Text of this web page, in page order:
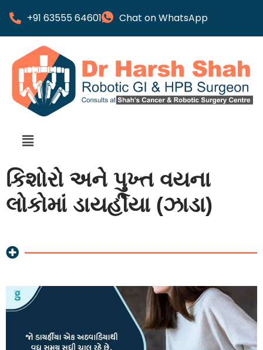
+91 63555 64601 Chat on WhatsApp
કિશોરો અને પુખ્ત વયના
લોકોમાં ડાયર્હીયા (ઝાડા)